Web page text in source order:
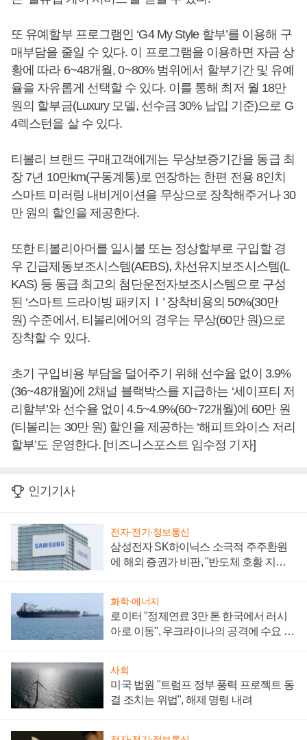
또 유예할부 프로그램인 ‘G4 My Style 할부’를 이용해 구
매부담을 줄일 수 있다. 이 프로그램을 이용하면 자금 상
황에 따라 6~48개월, 0~80% 범위에서 할부기간 및 유예
율을 자유롭게 선택할 수 있다. 이를 통해 최저 월 18만
원의 할부금(Luxury 모델, 선수금 30% 납입 기준)으로 G
4렉스턴을 살 수 있다.
티볼리 브랜드 구매고객에게는 무상보증기간을 동급 최
장 7년 10만km(구동계통)로 연장하는 한편 전용 8인치
스마트 미러링 내비게이션을 무상으로 장착해주거나 30
만 원의 할인을 제공한다.
또한 티볼리아머를 일시불 또는 정상할부로 구입할 경
우 긴급제동보조시스템(AEBS), 차선유지보조시스템(L
KAS) 등 동급 최고의 첨단운전자보조시스템으로 구성
된 ‘스마트 드라이빙 패키지Ⅰ’ 장착비용의 50%(30만
원) 수준에서, 티볼리에어의 경우는 무상(60만 원)으로
장착할 수 있다.
초기 구입비용 부담을 덜어주기 위해 선수율 없이 3.9%
(36~48개월)에 2채널 블랙박스를 지급하는 ‘세이프티 저
리할부’와 선수율 없이 4.5~4.9%(60~72개월)에 60만 원
(티볼리는 30만 원) 할인을 제공하는 ‘해피트와이스 저리
할부’도 운영한다. [비즈니스포스트 임수정 기자]
인기기사
전자·전기·정보통신
삼성전자 SK하이닉스 소극적 주주환원
에 해외 증권가 비판, "반도체 호황 지속
화학·에너지
로이터 "정제연료 3만 톤 한국에서 러시
아로 이동", 우크라이나의 공격에 수요 늘
사회
미국 법원 "트럼프 정부 풍력 프로젝트 동
결 조치는 위법", 해제 명령 내려